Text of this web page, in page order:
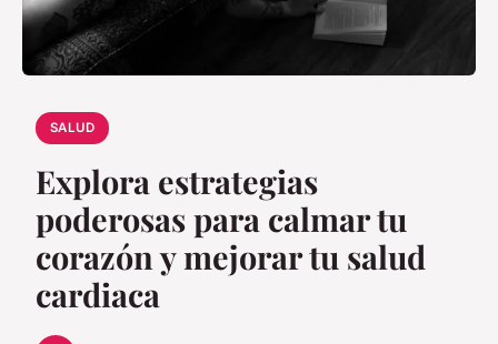
SALUD
Explora estrategias
poderosas para calmar tu
corazón y mejorar tu salud
cardiaca